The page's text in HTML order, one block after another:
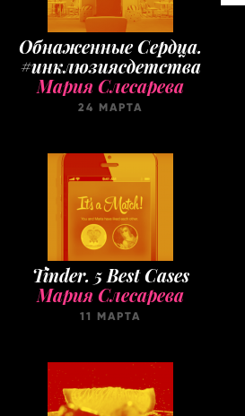
Обнаженные Cердца.
#инклюзиясдетства
Мария Слесарева
24 МАРТА
Tinder. 5 Best Cases
Мария Слесарева
11 МАРТА